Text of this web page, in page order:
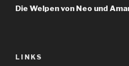
Beitrag
Die Welpen von Neo und
LINKS